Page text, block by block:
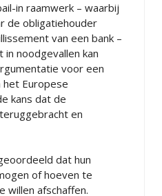
in raamwerk – waarbij
de obligatiehouder
van een bank –
noodgevallen kan
voor een
het Europese
kans dat de
en
dat hun
of hoeven te
willen afschaffen.